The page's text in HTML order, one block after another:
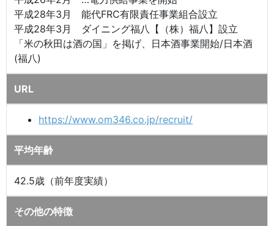
平成28年3月 能代FRC有限責任事業組合設立
平成28年3月 ダイニング福八【（株）福八】設立
「米の秋田は酒の国」を掲げ、日本酒事業開始/日本酒
(福八)
URL
https://www.om346.co.jp/recruit/
平均年齢
42.5歳（前年度実績）
その他の特徴